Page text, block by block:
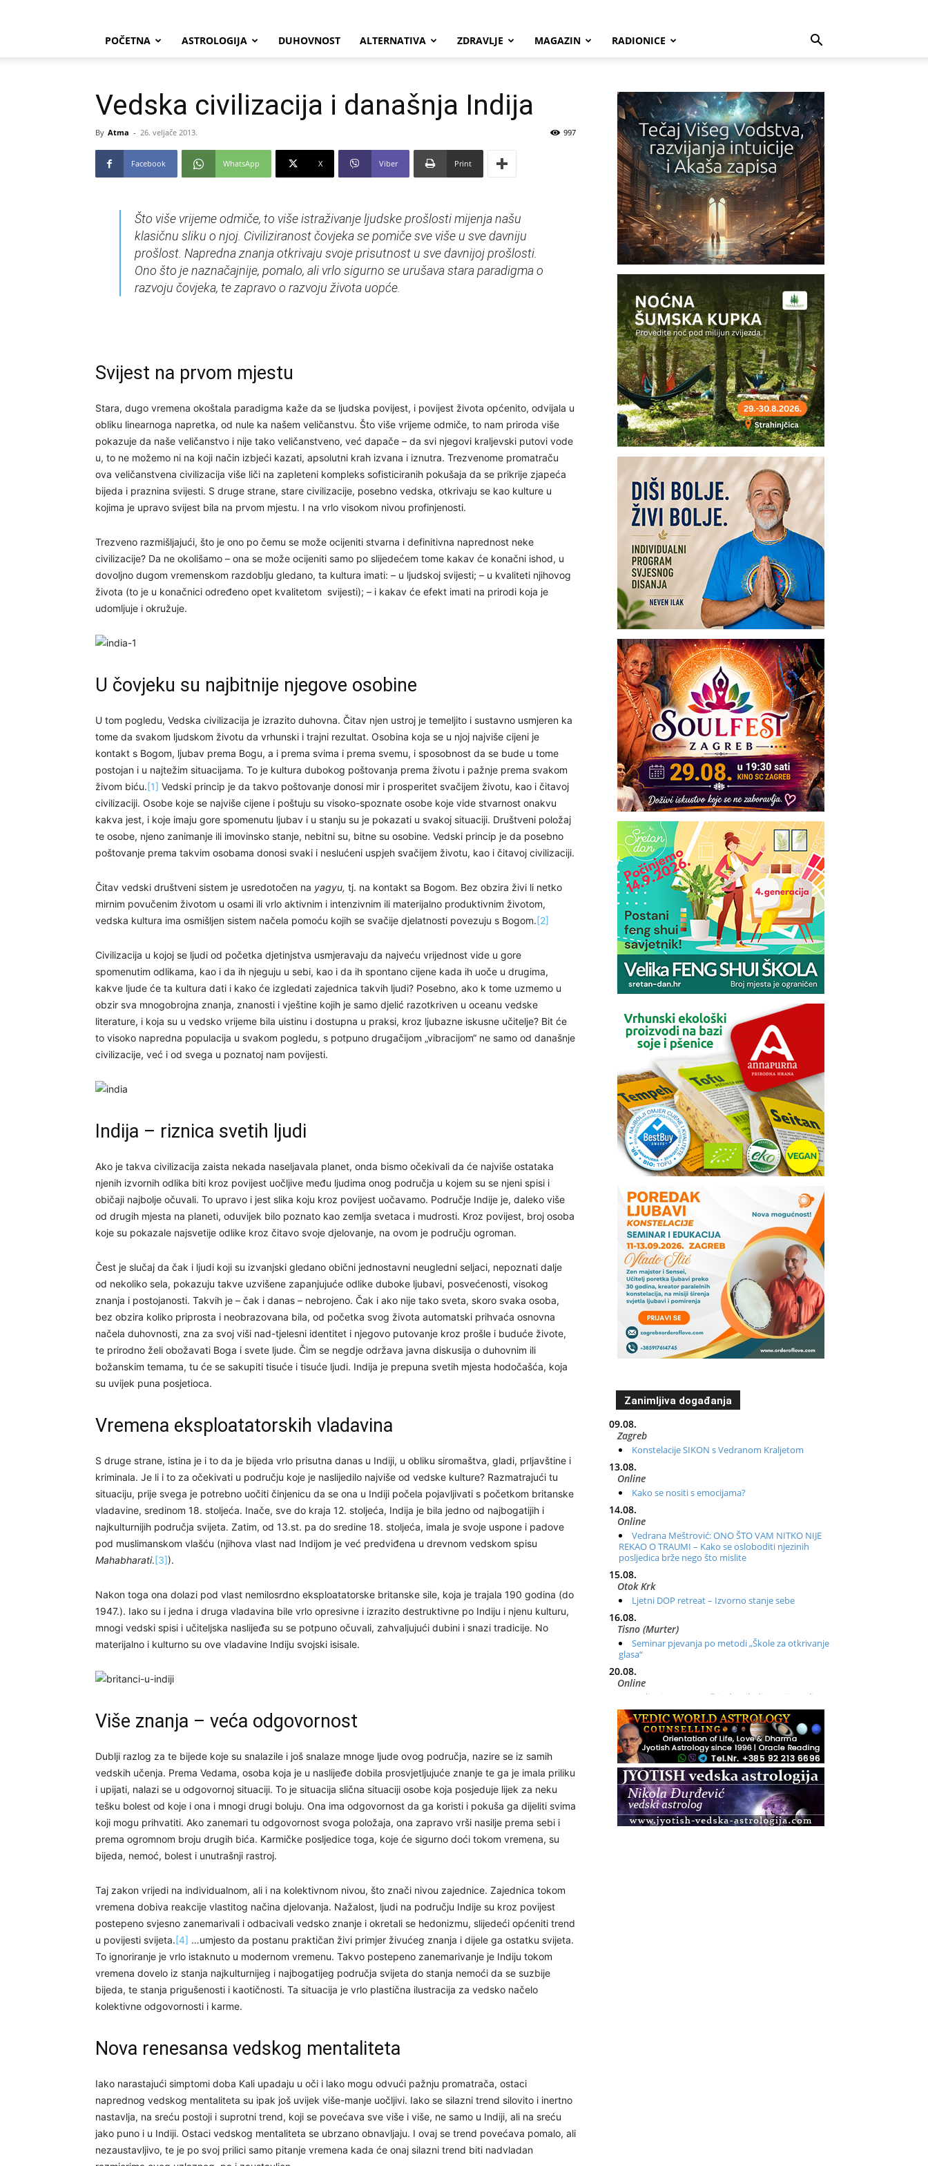
POČETNA ASTROLOGIJA DUHOVNOST ALTERNATIVA ZDRAVLJE MAGAZIN RADIONICE
Vedska civilizacija i današnja Indija
By Atma - 26. veljače 2013. 997
Facebook WhatsApp X Viber Print
Što više vrijeme odmiče, to više istraživanje ljudske prošlosti mijenja našu
klasičnu sliku o njoj. Civiliziranost čovjeka se pomiče sve više u sve davniju
prošlost. Napredna znanja otkrivaju svoje prisutnost u sve davnijoj prošlosti.
Ono što je naznačajnije, pomalo, ali vrlo sigurno se urušava stara paradigma o
razvoju čovjeka, te zapravo o razvoju života uopće.
Svijest na prvom mjestu
Stara, dugo vremena okoštala paradigma kaže da se ljudska povijest, i povijest života općenito, odvijala u
obliku linearnoga napretka, od nule ka našem veličanstvu. Što više vrijeme odmiče, to nam priroda više
pokazuje da naše veličanstvo i nije tako veličanstveno, već dapače – da svi njegovi kraljevski putovi vode
u, to ne možemo ni na koji način izbjeći kazati, apsolutni krah izvana i iznutra. Trezvenome promatraču
ova veličanstvena civilizacija više liči na zapleteni kompleks sofisticiranih pokušaja da se prikrije zjapeća
bijeda i praznina svijesti. S druge strane, stare civilizacije, posebno vedska, otkrivaju se kao kulture u
kojima je upravo svijest bila na prvom mjestu. I na vrlo visokom nivou profinjenosti.
Trezveno razmišljajući, što je ono po čemu se može ocijeniti stvarna i definitivna naprednost neke
civilizacije? Da ne okolišamo – ona se može ocijeniti samo po slijedećem tome kakav će konačni ishod, u
dovoljno dugom vremenskom razdoblju gledano, ta kultura imati: – u ljudskoj svijesti; – u kvaliteti njihovog
života (to je u konačnici određeno opet kvalitetom svijesti); – i kakav će efekt imati na prirodi koja je
udomljuje i okružuje.
U čovjeku su najbitnije njegove osobine
U tom pogledu, Vedska civilizacija je izrazito duhovna. Čitav njen ustroj je temeljito i sustavno usmjeren ka
tome da svakom ljudskom životu da vrhunski i trajni rezultat. Osobina koja se u njoj najviše cijeni je
kontakt s Bogom, ljubav prema Bogu, a i prema svima i prema svemu, i sposobnost da se bude u tome
postojan i u najtežim situacijama. To je kultura dubokog poštovanja prema životu i pažnje prema svakom
živom biću.[1] Vedski princip je da takvo poštovanje donosi mir i prosperitet svačijem životu, kao i čitavoj
civilizaciji. Osobe koje se najviše cijene i poštuju su visoko-spoznate osobe koje vide stvarnost onakvu
kakva jest, i koje imaju gore spomenutu ljubav i u stanju su je pokazati u svakoj situaciji. Društveni položaj
te osobe, njeno zanimanje ili imovinsko stanje, nebitni su, bitne su osobine. Vedski princip je da posebno
poštovanje prema takvim osobama donosi svaki i neslućeni uspjeh svačijem životu, kao i čitavoj civilizaciji.
Čitav vedski društveni sistem je usredotočen na yagyu, tj. na kontakt sa Bogom. Bez obzira živi li netko
mirnim povučenim životom u osami ili vrlo aktivnim i intenzivnim ili materijalno produktivnim životom,
vedska kultura ima osmišljen sistem načela pomoću kojih se svačije djelatnosti povezuju s Bogom.[2]
Civilizacija u kojoj se ljudi od početka djetinjstva usmjeravaju da najveću vrijednost vide u gore
spomenutim odlikama, kao i da ih njeguju u sebi, kao i da ih spontano cijene kada ih uoče u drugima,
kakve ljude će ta kultura dati i kako će izgledati zajednica takvih ljudi? Posebno, ako k tome uzmemo u
obzir sva mnogobrojna znanja, znanosti i vještine kojih je samo djelić razotkriven u oceanu vedske
literature, i koja su u vedsko vrijeme bila uistinu i dostupna u praksi, kroz ljubazne iskusne učitelje? Bit će
to visoko napredna populacija u svakom pogledu, s potpuno drugačijom „vibracijom“ ne samo od današnje
civilizacije, već i od svega u poznatoj nam povijesti.
Indija – riznica svetih ljudi
Ako je takva civilizacija zaista nekada naseljavala planet, onda bismo očekivali da će najviše ostataka
njenih izvornih odlika biti kroz povijest uočljive među ljudima onog područja u kojem su se njeni spisi i
običaji najbolje očuvali. To upravo i jest slika koju kroz povijest uočavamo. Područje Indije je, daleko više
od drugih mjesta na planeti, oduvijek bilo poznato kao zemlja svetaca i mudrosti. Kroz povijest, broj osoba
koje su pokazale najsvetije odlike kroz čitavo svoje djelovanje, na ovom je području ogroman.
Čest je slučaj da čak i ljudi koji su izvanjski gledano obični jednostavni neugledni seljaci, nepoznati dalje
od nekoliko sela, pokazuju takve uzvišene zapanjujuće odlike duboke ljubavi, posvećenosti, visokog
znanja i postojanosti. Takvih je – čak i danas – nebrojeno. Čak i ako nije tako sveta, skoro svaka osoba,
bez obzira koliko priprosta i neobrazovana bila, od početka svog života automatski prihvaća osnovna
načela duhovnosti, zna za svoj viši nad-tjelesni identitet i njegovo putovanje kroz prošle i buduće živote,
te prirodno želi obožavati Boga i svete ljude. Čim se negdje održava javna diskusija o duhovnim ili
božanskim temama, tu će se sakupiti tisuće i tisuće ljudi. Indija je prepuna svetih mjesta hodočašća, koja
su uvijek puna posjetioca.
Vremena eksploatatorskih vladavina
S druge strane, istina je i to da je bijeda vrlo prisutna danas u Indiji, u obliku siromaštva, gladi, prljavštine i
kriminala. Je li i to za očekivati u području koje je naslijedilo najviše od vedske kulture? Razmatrajući tu
situaciju, prije svega je potrebno uočiti činjenicu da se ona u Indiji počela pojavljivati s početkom britanske
vladavine, sredinom 18. stoljeća. Inače, sve do kraja 12. stoljeća, Indija je bila jedno od najbogatijih i
najkulturnijih područja svijeta. Zatim, od 13.st. pa do sredine 18. stoljeća, imala je svoje uspone i padove
pod muslimanskom vlašću (njihova vlast nad Indijom je već predviđena u drevnom vedskom spisu
Mahabharati.[3]).
Nakon toga ona dolazi pod vlast nemilosrdno eksploatatorske britanske sile, koja je trajala 190 godina (do
1947.). Iako su i jedna i druga vladavina bile vrlo opresivne i izrazito destruktivne po Indiju i njenu kulturu,
mnogi vedski spisi i učiteljska naslijeđa su se potpuno očuvali, zahvaljujući dubini i snazi tradicije. No
materijalno i kulturno su ove vladavine Indiju svojski isisale.
Više znanja – veća odgovornost
Dublji razlog za te bijede koje su snalazile i još snalaze mnoge ljude ovog područja, nazire se iz samih
vedskih učenja. Prema Vedama, osoba koja je u naslijeđe dobila prosvjetljujuće znanje te ga je imala priliku
i upijati, nalazi se u odgovornoj situaciji. To je situacija slična situaciji osobe koja posjeduje lijek za neku
tešku bolest od koje i ona i mnogi drugi boluju. Ona ima odgovornost da ga koristi i pokuša ga dijeliti svima
koji mogu prihvatiti. Ako zanemari tu odgovornost svoga položaja, ona zapravo vrši nasilje prema sebi i
prema ogromnom broju drugih bića. Karmičke posljedice toga, koje će sigurno doći tokom vremena, su
bijeda, nemoć, bolest i unutrašnji rastroj.
Taj zakon vrijedi na individualnom, ali i na kolektivnom nivou, što znači nivou zajednice. Zajednica tokom
vremena dobiva reakcije vlastitog načina djelovanja. Nažalost, ljudi na području Indije su kroz povijest
postepeno svjesno zanemarivali i odbacivali vedsko znanje i okretali se hedonizmu, slijedeći općeniti trend
u povijesti svijeta.[4] …umjesto da postanu praktičan živi primjer živućeg znanja i dijele ga ostatku svijeta.
To ignoriranje je vrlo istaknuto u modernom vremenu. Takvo postepeno zanemarivanje je Indiju tokom
vremena dovelo iz stanja najkulturnijeg i najbogatijeg područja svijeta do stanja nemoći da se suzbije
bijeda, te stanja prigušenosti i kaotičnosti. Ta situacija je vrlo plastična ilustracija za vedsko načelo
kolektivne odgovornosti i karme.
Nova renesansa vedskog mentaliteta
Iako narastajući simptomi doba Kali upadaju u oči i lako mogu odvući pažnju promatrača, ostaci
naprednog vedskog mentaliteta su ipak još uvijek više-manje uočljivi. Iako se silazni trend silovito i inertno
nastavlja, na sreću postoji i suprotni trend, koji se povećava sve više i više, ne samo u Indiji, ali na sreću
jako puno i u Indiji. Ostaci vedskog mentaliteta se ubrzano obnavljaju. I ovaj se trend povećava pomalo, ali
nezaustavljivo, te je po svoj prilici samo pitanje vremena kada će onaj silazni trend biti nadvladan
Zanimljiva događanja
09.08.
Zagreb
Konstelacije SIKON s Vedranom Kraljetom
13.08.
Online
Kako se nositi s emocijama?
14.08.
Online
Vedrana Meštrović: ONO ŠTO VAM NITKO NIJE
REKAO O TRAUMI – Kako se osloboditi njezinih
posljedica brže nego što mislite
15.08.
Otok Krk
Ljetni DOP retreat – Izvorno stanje sebe
16.08.
Tisno (Murter)
Seminar pjevanja po metodi „Škole za otkrivanje
glasa“
20.08.
Online
Radionica: Pomagači iz drugih dimenzija Online –
otvoreno za sve
21.08.
Zagreb+Online
Osnovni ThetaHealing® tečaj, Zagreb i Online
22.08.
Pula
Access BARS®, otpusti stres
23.08.
Pula